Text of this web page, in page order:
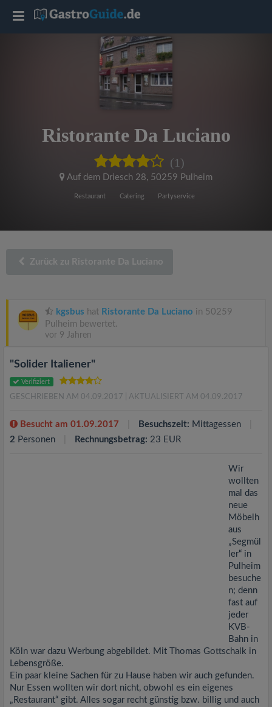
Ristorante Da Luciano
(1)
Auf dem Driesch 28, 50259 Pulheim
Restaurant Catering Partyservice
Zurück zu Ristorante Da Luciano
kgsbus hat Ristorante Da Luciano in 50259
Pulheim bewertet.
vor 9 Jahren
"Solider Italiener"
Verifiziert
GESCHRIEBEN AM 04.09.2017 | AKTUALISIERT AM 04.09.2017
Besucht am 01.09.2017 Besuchszeit: Mittagessen
2 Personen Rechnungsbetrag: 23 EUR
Wir
wollten
mal das
neue
Möbelh
aus
„Segmül
ler“ in
Pulheim
besuche
n; denn
fast auf
jeder
KVB-
Bahn in
Köln war dazu Werbung abgebildet. Mit Thomas Gottschalk in
Lebensgröße.
Ein paar kleine Sachen für zu Hause haben wir auch gefunden.
Nur Essen wollten wir dort nicht, obwohl es ein eigenes
„Restaurant“ gibt. Alles sogar recht günstig bzw. billig und auch
T
a
t